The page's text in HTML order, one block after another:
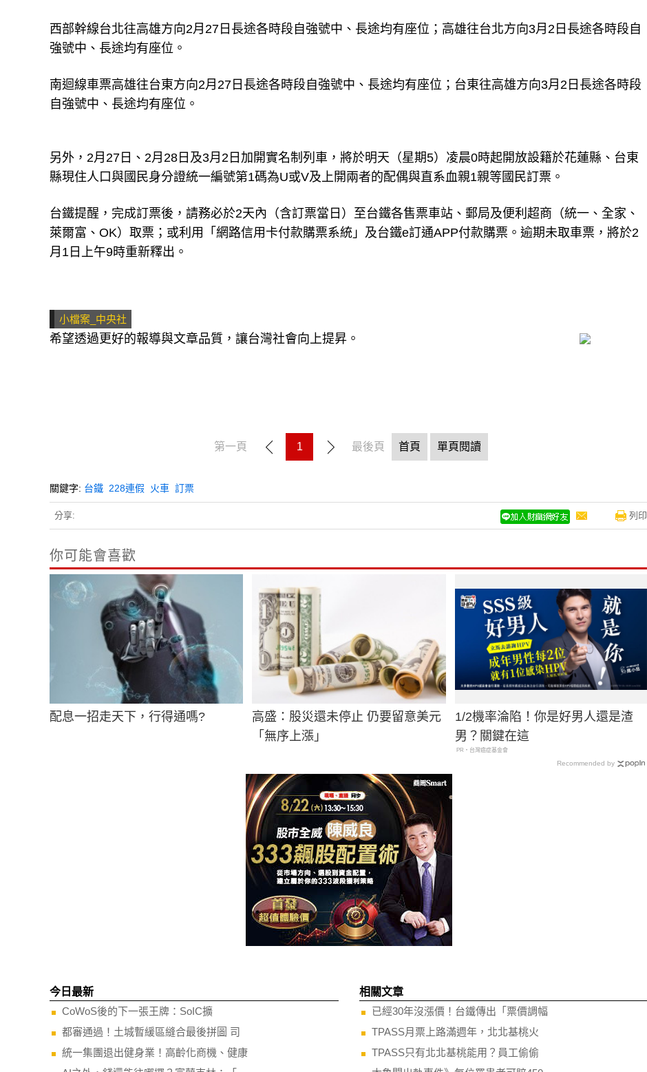
西部幹線台北往高雄方向2月27日長途各時段自強號中、長途均有座位；高雄往台北方向3月2日長途各時段自
強號中、長途均有座位。
南迴線車票高雄往台東方向2月27日長途各時段自強號中、長途均有座位；台東往高雄方向3月2日長途各時段
自強號中、長途均有座位。
另外，2月27日、2月28日及3月2日加開實名制列車，將於明天（星期5）凌晨0時起開放設籍於花蓮縣、台東
縣現住人口與國民身分證統一編號第1碼為U或V及上開兩者的配偶與直系血親1親等國民訂票。
台鐵提醒，完成訂票後，請務必於2天內（含訂票當日）至台鐵各售票車站、郵局及便利超商（統一、全家、
萊爾富、OK）取票；或利用「網路信用卡付款購票系統」及台鐵e訂通APP付款購票。逾期未取車票，將於2
月1日上午9時重新釋出。
小檔案_中央社
希望透過更好的報導與文章品質，讓台灣社會向上提昇。
第一頁 1 最後頁 首頁 單頁閱讀
關鍵字: 台鐵 228連假 火車 訂票
分享: 列印
你可能會喜歡
配息一招走天下，行得通嗎?
高盛：股災還未停止 仍要留意美元
「無序上漲」
1/2機率淪陷！你是好男人還是渣
男？關鍵在這
PR・台灣癌症基金會
Recommended by
今日最新
CoWoS後的下一張王牌：SoIC擴
都審通過！土城暫緩區縫合最後拼圖 司
統一集團退出健身業！高齡化商機、健康
相關文章
已經30年沒漲價！台鐵傳出「票價調幅
TPASS月票上路滿週年，北北基桃火
TPASS只有北北基桃能用？員工偷偷